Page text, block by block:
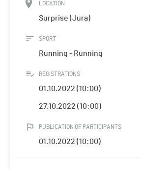
LOCATION
Surprise (Jura)
SPORT
Running - Running
REGISTRATIONS
01.10.2022 (10:00)
27.10.2022 (10:00)
PUBLICATION OF PARTICIPANTS
01.10.2022 (10:00)